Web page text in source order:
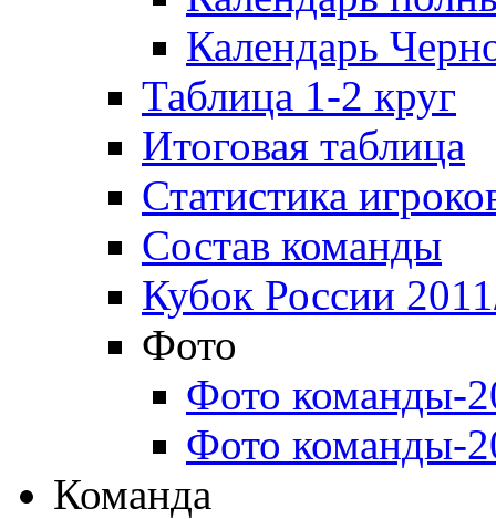
Календарь
Таблица 1-2 круг
Итоговая таблица
Статистика
Состав команды
Кубок России
Фото
Фото команды-
Фото команды-
Команда